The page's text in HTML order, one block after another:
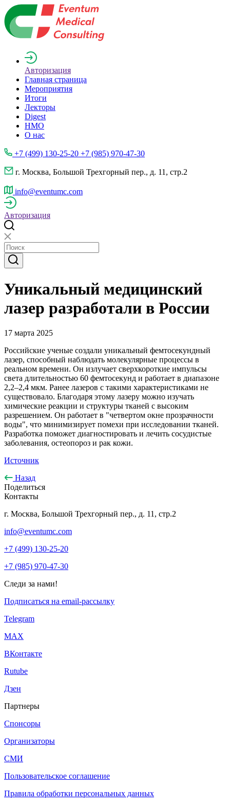
Авторизация
Главная страница
Мероприятия
Итоги
Лекторы
Digest
НМО
О нас
+7 (499) 130-25-20 +7 (985) 970-47-30
г. Москва, Большой Трехгорный пер., д. 11, стр.2
info@eventumc.com
Авторизация
Уникальный медицинский
лазер разработали в России
17 марта 2025
Российские ученые создали уникальный фемтосекундный
лазер, способный наблюдать молекулярные процессы в
реальном времени. Он излучает сверхкороткие импульсы
света длительностью 60 фемтосекунд и работает в диапазоне
2,2–2,4 мкм. Ранее лазеров с такими характеристиками не
существовало. Благодаря этому лазеру можно изучать
химические реакции и структуры тканей с высоким
разрешением. Он работает в "четвертом окне прозрачности
воды", что минимизирует помехи при исследовании тканей.
Разработка поможет диагностировать и лечить сосудистые
заболевания, остеопороз и рак кожи.
Источник
Назад
Поделиться
Контакты
г. Москва, Большой Трехгорный пер., д. 11, стр.2
info@eventumc.com
+7 (499) 130-25-20
+7 (985) 970-47-30
Следи за нами!
Подписаться на email-рассылку
Telegram
МАХ
ВКонтакте
Rutube
Дзен
Партнеры
Спонсоры
Организаторы
СМИ
Пользовательское соглашение
Правила обработки персональных данных